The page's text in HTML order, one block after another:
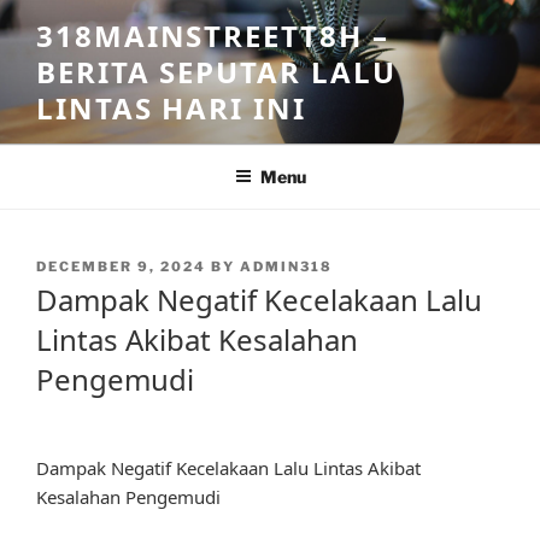
Skip
to
content
318MAINSTREETT8H –
BERITA SEPUTAR LALU
LINTAS HARI INI
Menu
POSTED
DECEMBER 9, 2024 BY ADMIN318
Dampak Negatif Kecelakaan Lalu
Lintas Akibat Kesalahan
Pengemudi
Dampak Negatif Kecelakaan Lalu Lintas Akibat
Kesalahan Pengemudi